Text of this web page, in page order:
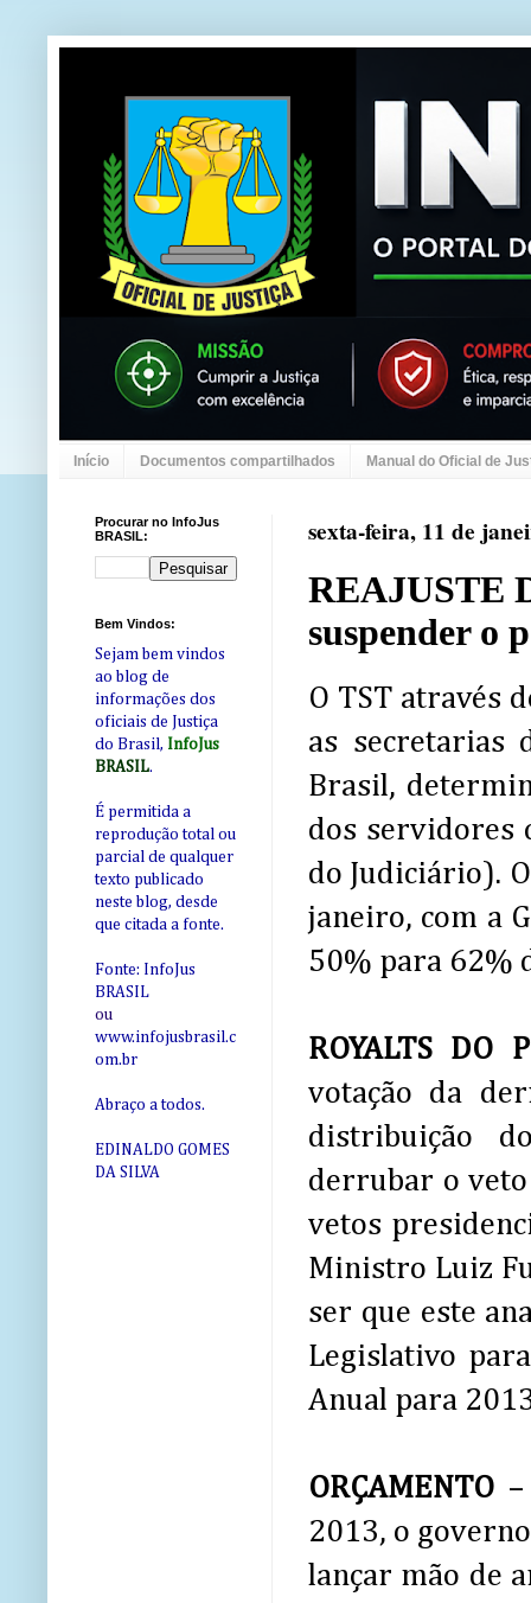
Início Documentos compartilhados Manual do Oficial de
sexta-feira, 11 de
REAJUSTE
suspender o
O TST através
as secretarias
Brasil,
dos servidores
do Judiciário).
janeiro, com a
50% para 62%
ROYALTS DO
votação da
distribuição
derrubar o veto
vetos
Ministro Luiz
ser que este
Legislativo
Anual para
ORÇAMENTO
2013, o
lançar mão de
Procurar no InfoJus
BRASIL:
Bem Vindos:
Sejam bem vindos
ao blog de
informações dos
oficiais de Justiça
do Brasil, InfoJus
BRASIL.
É permitida a
reprodução total ou
parcial de qualquer
texto publicado
neste blog, desde
que citada a fonte.
Fonte: InfoJus
BRASIL
ou
www.infojusbrasil.c
om.br
Abraço a todos.
EDINALDO GOMES
DA SILVA